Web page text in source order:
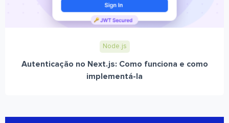
Node.js
Autenticação no Next.js: Como funciona e como
implementá-la